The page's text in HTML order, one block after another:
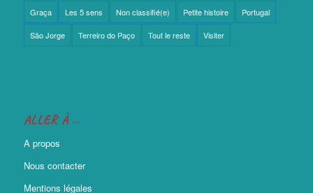
Graça Les 5 sens Non classifié(e) Petite histoire Portugal
São Jorge Terreiro do Paço Tout le reste Visiter
ALLER À …
A propos
Nous contacter
Mentions légales